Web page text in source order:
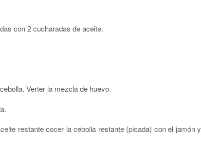
con 2 cucharadas de aceite.
Verter la mezcla de huevo.
restante cocer la cebolla restante (picada) con el jamón y